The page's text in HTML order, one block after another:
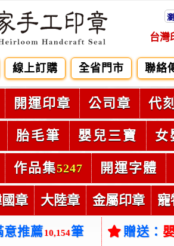
台灣
線上訂購 全省門市 聯絡
開運印章 公司章 代
胎毛筆 嬰兒三寶 女
作品集5247 開運字體
章 大陸章 金屬印章 寵
意推薦10,154筆 贈送：